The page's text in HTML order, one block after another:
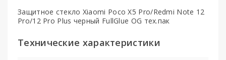
Защитное стекло Xiaomi Poco X5 Pro/Redmi Note 12
Pro/12 Pro Plus черный FullGlue OG тех.пак
Технические характеристики